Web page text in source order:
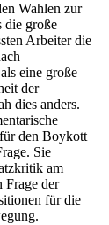
Wahlen zur
die große
Arbeiter die
eine große
der
dies anders.
den Boykott
Sie
am
Frage der
für die